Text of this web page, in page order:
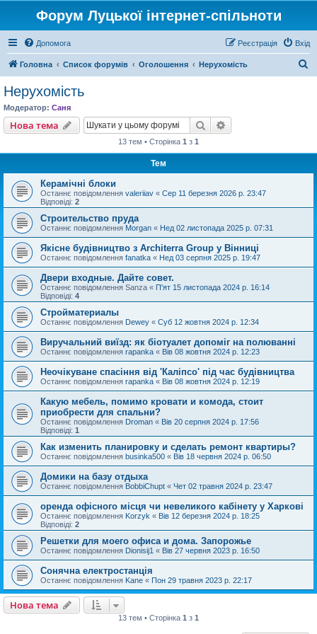
Форум Луцької інтернет-спільноти
Допомога Вхід
Реєстрація
Головна Список форумів Оголошення Нерухомість
Нерухомість
Модератор: Саня
Нова тема Пошук
13 тем • Сторінка 1 з 1
Тем
Керамічні блоки
Останнє повідомлення valeriiav « Сер 11 березня 2026 р. 23:47
Відповіді: 2
Строительство пруда
Останнє повідомлення Morgan « Нед 02 листопада 2025 р. 07:31
Якісне будівництво з Architerra Group у Вінниці
Останнє повідомлення fanatka « Нед 03 серпня 2025 р. 19:47
Двери входные. Дайте совет.
Останнє повідомлення Sanza « П'ят 15 листопада 2024 р. 16:14
Відповіді: 4
Стройматериалы
Останнє повідомлення Dewey « Суб 12 жовтня 2024 р. 12:34
Виручальний виїзд: як біотуалет допоміг на полюванні
Останнє повідомлення rapanka « Вів 08 жовтня 2024 р. 12:23
Неочікуване спасіння від 'Каліпсо' під час будівництва
Останнє повідомлення rapanka « Вів 08 жовтня 2024 р. 12:19
Какую мебель, помимо кровати и комода, стоит
приобрести для спальни?
Останнє повідомлення Droman « Вів 20 серпня 2024 р. 17:56
Відповіді: 1
Как изменить планировку и сделать ремонт квартиры?
Останнє повідомлення businka500 « Вів 18 червня 2024 р. 06:50
Домики на базу отдыха
Останнє повідомлення BobbiChupt « Чет 02 травня 2024 р. 23:47
оренда офісного місця чи невеликого кабінету у Харкові
Останнє повідомлення Korzyk « Вів 12 березня 2024 р. 18:25
Відповіді: 2
Решетки для моего офиса и дома. Запорожье
Останнє повідомлення Dionisij1 « Вів 27 червня 2023 р. 16:50
Сонячна електростанція
Останнє повідомлення Kane « Пон 29 травня 2023 р. 22:17
Нова тема
13 тем • Сторінка 1 з 1